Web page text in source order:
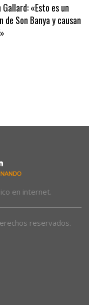
«Esto es un
de Son Banya y causan
en internet.
reservados.